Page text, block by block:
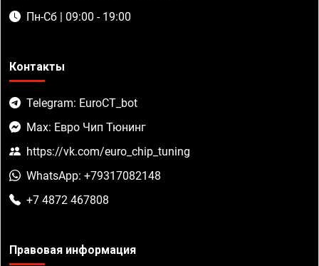
Пн-Сб | 09:00 - 19:00
Контакты
Telegram: EuroCT_bot
Max: Евро Чип Тюнинг
https://vk.com/euro_chip_tuning
WhatsApp: +79317082148
+7 4872 467808
Правовая информация